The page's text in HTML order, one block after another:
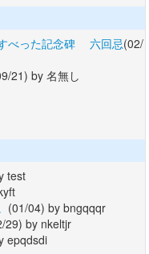
べった記念碑 六回忌(02/
21) by 名無し
test
(01/04) by bngqqqr
29) by nkeltjr
epqdsdi